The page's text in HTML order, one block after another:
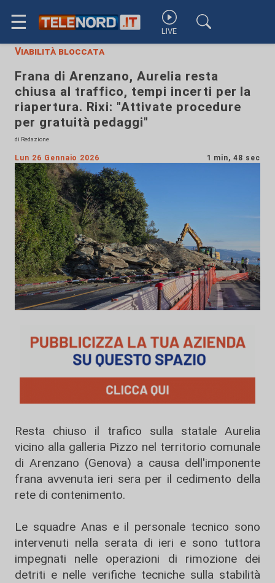
☰ LIVE
Viabilità bloccata
Frana di Arenzano, Aurelia resta
chiusa al traffico, tempi incerti per la
riapertura. Rixi: "Attivate procedure
per gratuità pedaggi"
di Redazione
Lun 26 Gennaio 2026 1 min, 48 sec
Resta chiuso il trafico sulla statale Aurelia
vicino alla galleria Pizzo nel territorio comunale
di Arenzano (Genova) a causa dell'imponente
frana avvenuta ieri sera per il cedimento della
rete di contenimento.
Le squadre Anas e il personale tecnico sono
intervenuti nella serata di ieri e sono tuttora
impegnati nelle operazioni di rimozione dei
detriti e nelle verifiche tecniche sulla stabilità